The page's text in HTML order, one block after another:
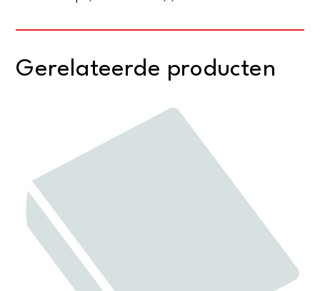
Gerelateerde producten